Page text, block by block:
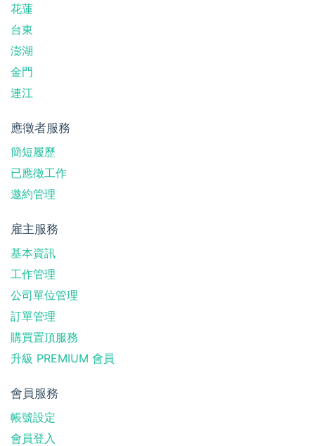
花蓮
台東
澎湖
金門
連江
應徵者服務
簡短履歷
已應徵工作
邀約管理
雇主服務
基本資訊
工作管理
公司單位管理
訂單管理
購買置頂服務
升級 PREMIUM 會員
會員服務
帳號設定
會員登入